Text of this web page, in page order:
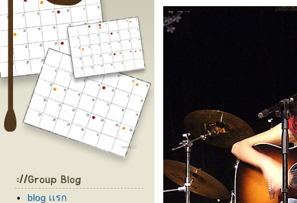
blog เเรก